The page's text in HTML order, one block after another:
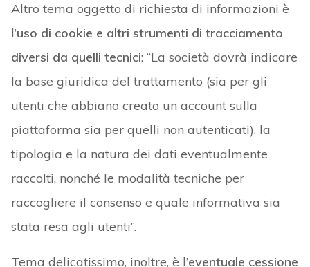
Altro tema oggetto di richiesta di informazioni è
l’uso di cookie e altri strumenti di tracciamento
diversi da quelli tecnici: “La società dovrà indicare
la base giuridica del trattamento (sia per gli
utenti che abbiano creato un account sulla
piattaforma sia per quelli non autenticati), la
tipologia e la natura dei dati eventualmente
raccolti, nonché le modalità tecniche per
raccogliere il consenso e quale informativa sia
stata resa agli utenti”.
Tema delicatissimo, inoltre, è l’eventuale cessione